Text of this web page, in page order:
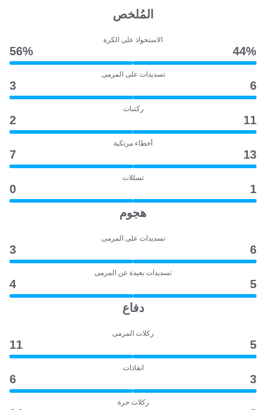
المُلخص
الاستحواذ على الكرة
44‎%‎
56‎%‎
تسديدات على المرمى
6
3
ركنيات
11
2
أخطاء مرتكبة
13
7
تسللات
1
0
هجوم
تسديدات على المرمى
6
3
تسديدات بعيدة عن المرمى
5
4
دفاع
ركلات المرمى
5
11
انقاذات
3
6
ركلات حرة